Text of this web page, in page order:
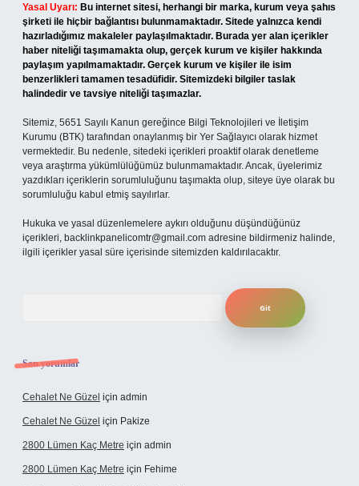
Yasal Uyarı: Bu internet sitesi, herhangi bir marka, kurum veya şahıs
şirketi ile hiçbir bağlantısı bulunmamaktadır. Sitede yalnızca kendi
hazırladığımız makaleler paylaşılmaktadır. Burada yer alan içerikler
haber niteliği taşımamakta olup, gerçek kurum ve kişiler hakkında
paylaşım yapılmamaktadır. Gerçek kurum ve kişiler ile isim
benzerlikleri tamamen tesadüfidir. Sitemizdeki bilgiler taslak
halindedir ve tavsiye niteliği taşımazlar.
Sitemiz, 5651 Sayılı Kanun gereğince Bilgi Teknolojileri ve İletişim
Kurumu (BTK) tarafından onaylanmış bir Yer Sağlayıcı olarak hizmet
vermektedir. Bu nedenle, sitedeki içerikleri proaktif olarak denetleme
veya araştırma yükümlülüğümüz bulunmamaktadır. Ancak, üyelerimiz
yazdıkları içeriklerin sorumluluğunu taşımakta olup, siteye üye olarak bu
sorumluluğu kabul etmiş sayılırlar.
Hukuka ve yasal düzenlemelere aykırı olduğunu düşündüğünüz
içerikleri, backlinkpanelicomtr@gmail.com adresine bildirmeniz halinde,
ilgili içerikler yasal süre içerisinde sitemizden kaldırılacaktır.
Son yorumlar
Cehalet Ne Güzel için admin
Cehalet Ne Güzel için Pakize
2800 Lümen Kaç Metre için admin
2800 Lümen Kaç Metre için Fehime